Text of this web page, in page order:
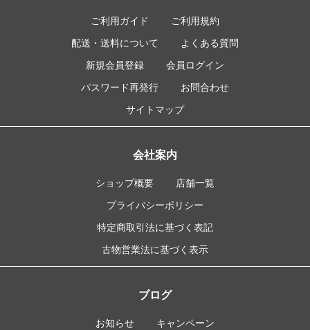
ご利用ガイド
ご利用規約
配送・送料について
よくある質問
新規会員登録
会員ログイン
パスワード再発行
お問合わせ
サイトマップ
会社案内
ショップ概要
店舗一覧
プライバシーポリシー
特定商取引法に基づく表記
古物営業法に基づく表示
ブログ
お知らせ キャンペーン